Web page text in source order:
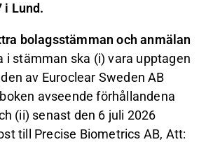
i Lund.
bolagsstämman och anmälan
i stämman ska (i) vara upptagen
av Euroclear Sweden AB
avseende förhållandena
(ii) senast den 6 juli 2026
till Precise Biometrics AB, Att: